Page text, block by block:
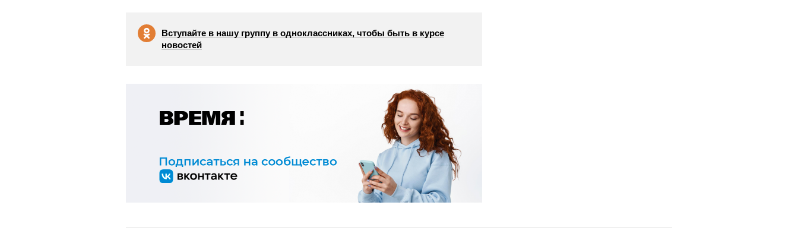
Вступайте в нашу группу в одноклассниках, чтобы быть в курсе
новостей